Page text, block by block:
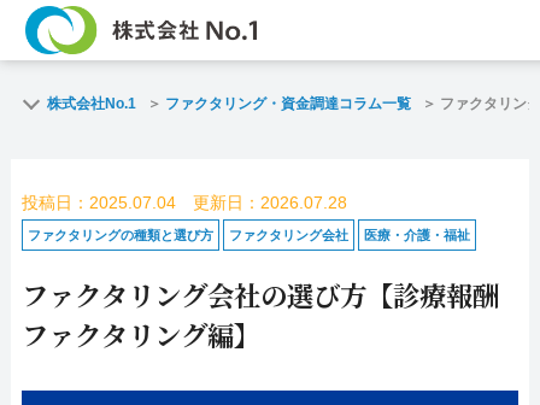
よくある質問 ファクタリング・資
企業情報 お問い合わせ
名古屋支店HP
株式会社No.1 ファクタリング・資金調達コラム一覧 ファクタリン
投稿日：2025.07.04 更新日：2026.07.28
ファクタリングの種類と選び方 ファクタリング会社 医療・介護・福祉
ファクタリング会社の選び方【診療報酬
ファクタリング編】